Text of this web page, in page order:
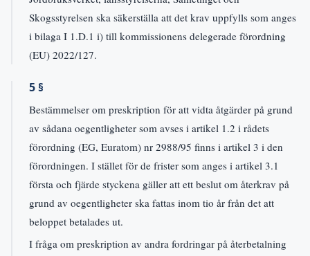
Skogsstyrelsen ska säkerställa att det krav uppfylls som anges
i bilaga I 1.D.1 i) till kommissionens delegerade förordning
(EU) 2022/127.
5 §
Bestämmelser om preskription för att vidta åtgärder på grund
av sådana oegentligheter som avses i artikel 1.2 i rådets
förordning (EG, Euratom) nr 2988/95 finns i artikel 3 i den
förordningen. I stället för de frister som anges i artikel 3.1
första och fjärde styckena gäller att ett beslut om återkrav på
grund av oegentligheter ska fattas inom tio år från det att
beloppet betalades ut.
I fråga om preskription av andra fordringar på återbetalning